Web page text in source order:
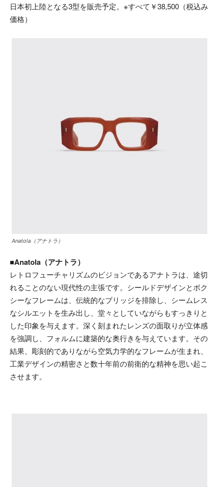
日本初上陸となる3型を販売予定。※すべて￥38,500（税込み
価格）
Anatola（アナトラ）
■Anatola（アナトラ）
レトロフューチャリズムのビジョンであるアナトラは、途切
れることのない現代性の主張です。シールドデザインとボク
シーなフレームは、伝統的なブリッジを排除し、シームレス
なシルエットを生み出し、堂々としていながらもすっきりと
した印象を与えます。深く刻まれたレンズの面取りが立体感
を強調し、フォルムに建築的な奥行きを与えています。その
結果、彫刻的でありながら空気力学的なフレームが生まれ、
工業デザインの精密さと数十年前の前衛的な精神を思い起こ
させます。